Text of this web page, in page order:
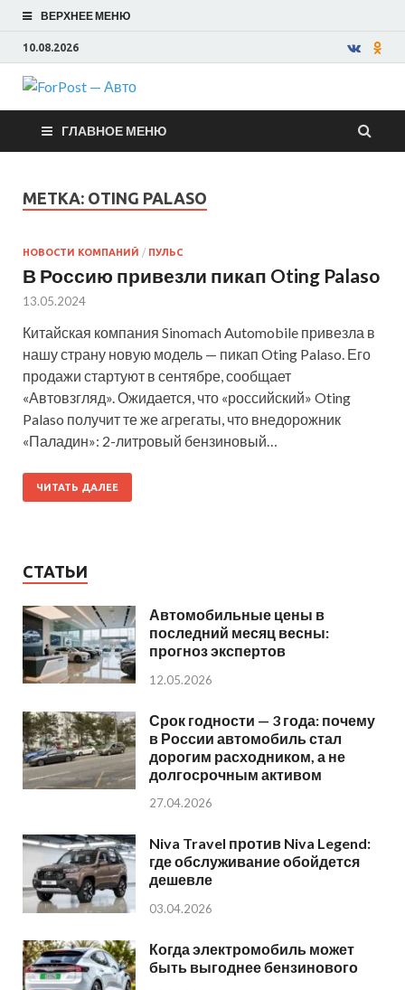
ВЕРХНЕЕ МЕНЮ
10.08.2026
ForPost —
Авто
ГЛАВНОЕ МЕНЮ
МЕТКА: OTING PALASO
НОВОСТИ КОМПАНИЙ / ПУЛЬС
В Россию привезли пикап Oting Palaso
13.05.2024
Китайская компания Sinomach Automobile привезла в
нашу страну новую модель — пикап Oting Palaso. Его
продажи стартуют в сентябре, сообщает
«Автовзгляд». Ожидается, что «российский» Oting
Palaso получит те же агрегаты, что внедорожник
«Паладин»: 2-литровый бензиновый…
ЧИТАТЬ ДАЛЕЕ
СТАТЬИ
Автомобильные цены в
последний месяц весны:
прогноз экспертов
12.05.2026
Срок годности — 3 года: почему
в России автомобиль стал
дорогим расходником, а не
долгосрочным активом
27.04.2026
Niva Travel против Niva Legend:
где обслуживание обойдется
дешевле
03.04.2026
Когда электромобиль может
быть выгоднее бензинового